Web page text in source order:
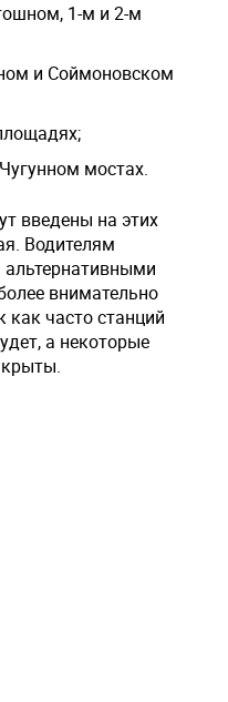
1-м и 2-м
и Соймоновском
мостах.
введены на этих
Водителям
внимательно
как часто станций
а некоторые